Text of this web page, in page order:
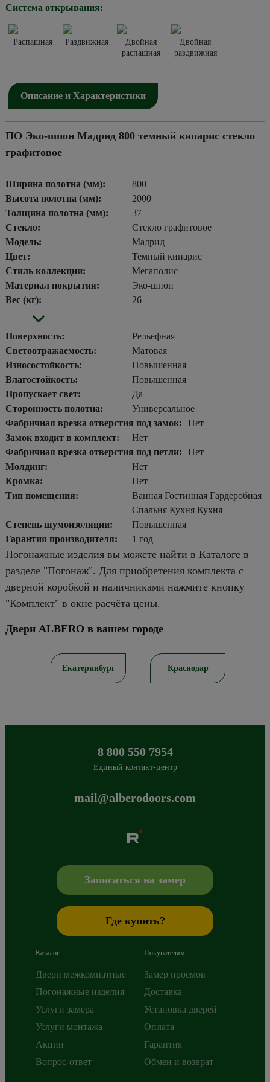
Система открывания:
Распашная Раздвижная
Двойная
распашная
Двойная
раздвижная
Описание и Характеристики
ПО Эко-шпон Мадрид 800 темный кипарис стекло
графитовое
Ширина полотна (мм):
800
Высота полотна (мм):
2000
Толщина полотна (мм):
37
Стекло:
Стекло графитовое
Модель:
Мадрид
Цвет:
Темный кипарис
Стиль коллекции:
Мегаполис
Материал покрытия:
Эко-шпон
Вес (кг):
26
Поверхность:
Рельефная
Светоотражаемость:
Матовая
Износостойкость:
Повышенная
Влагостойкость:
Повышенная
Пропускает свет:
Да
Сторонность полотна:
Универсальное
Фабричная врезка отверстия под замок:
Нет
Замок входит в комплект:
Нет
Фабричная врезка отверстия под петли:
Нет
Молдинг:
Нет
Кромка:
Нет
Тип помещения:
Ванная Гостинная Гардеробная
Спальня Кухня Кухня
Степень шумоизоляции:
Повышенная
Гарантия производителя:
1 год
Погонажные изделия вы можете найти в Каталоге в
разделе "Погонаж". Для приобретения комплекта с
дверной коробкой и наличниками нажмите кнопку
"Комплект" в окне расчёта цены.
Двери ALBERO в вашем городе
Екатеринбург Краснодар
8 800 550 7954
Единый контакт-центр
mail@alberodoors.com
+7 800 765 43 42,mail@alberodoors.com
Записаться на замер
Где купить?
Каталог
Двери межкомнатные
Погонажные изделия
Услуги замера
Услуги монтажа
Акции
Вопрос-ответ
Покупателям
Замер проёмов
Доставка
Установка дверей
Оплата
Гарантия
Обмен и возврат